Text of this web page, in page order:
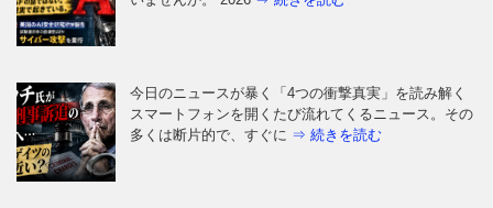
今日のニュースが暴く「4つの衝撃真実」を読み解く
スマートフォンを開くたび流れてくるニュース。その
多くは断片的で、すぐに ⇒ 続きを読む